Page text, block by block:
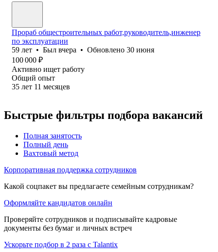
Прораб общестроительных работ,руководитель,инженер
по эксплуатации
59 лет • Был вчера • Обновлено 30 июня
100 000 ₽
Активно ищет работу
Общий опыт
35 лет 11 месяцев
Быстрые фильтры подбора вакансий
Полная занятость
Полный день
Вахтовый метод
Корпоративная поддержка сотрудников
Какой соцпакет вы предлагаете семейным сотрудникам?
Оформляйте кандидатов онлайн
Проверяйте сотрудников и подписывайте кадровые
документы без бумаг и личных встреч
Ускорьте подбор в 2 раза с Talantix